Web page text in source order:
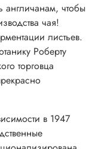
англичанам, чтобы
чая!
листьев.
Роберту
торговца
в 1947